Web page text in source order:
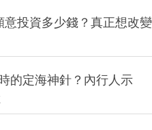
意投資多少錢？真正想改變
的定海神針？內行人示